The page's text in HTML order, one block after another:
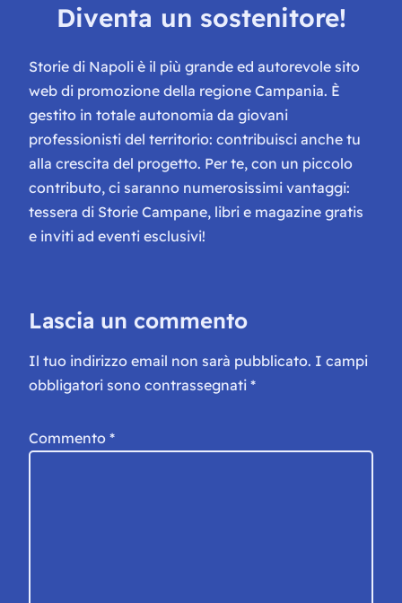
Diventa un sostenitore!
Storie di Napoli è il più grande ed autorevole sito
web di promozione della regione Campania. È
gestito in totale autonomia da giovani
professionisti del territorio: contribuisci anche tu
alla crescita del progetto. Per te, con un piccolo
contributo, ci saranno numerosissimi vantaggi:
tessera di Storie Campane, libri e magazine gratis
e inviti ad eventi esclusivi!
Lascia un commento
Il tuo indirizzo email non sarà pubblicato. I campi
obbligatori sono contrassegnati *
Commento *